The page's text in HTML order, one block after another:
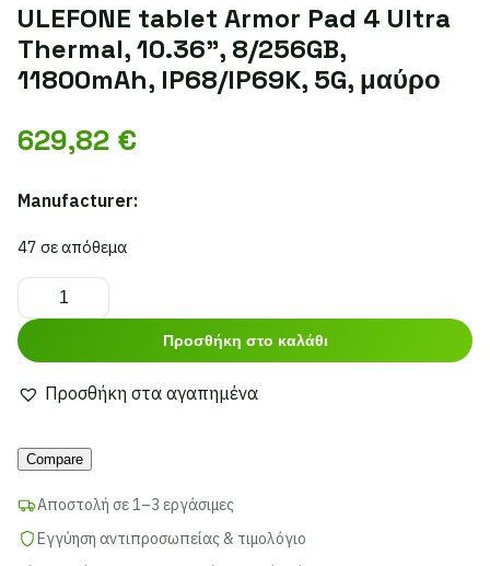
ULEFONE tablet Armor Pad 4 Ultra
Thermal, 10.36", 8/256GB,
11800mAh, IP68/IP69K, 5G, μαύρο
629,82 €
Manufacturer:
47 σε απόθεμα
ULEFONE
tablet
Armor
4
Thermal,
10.36",
8/256GB,
Προσθήκη στο καλάθι
Προσθήκη στα αγαπημένα
Compare
Αποστολή σε 1–3 εργάσιμες
Εγγύηση αντιπροσωπείας & τιμολόγιο